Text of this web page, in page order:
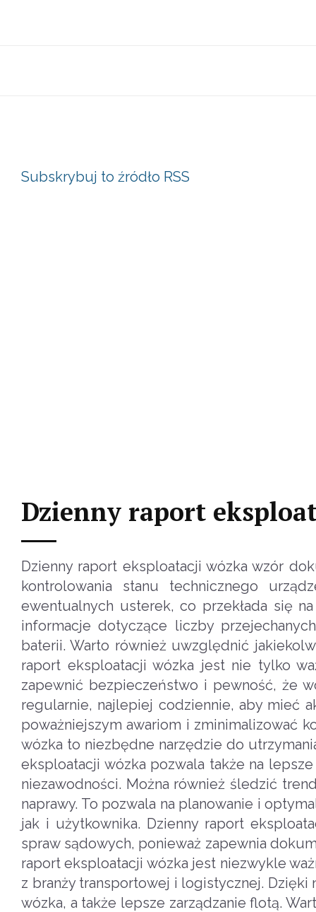
Subskrybuj to źródło RSS
Dzienny raport
Dzienny raport eksploatacji wózka wzór
kontrolowania stanu technicznego
ewentualnych usterek, co przekłada się
informacje dotyczące liczby
baterii. Warto również uwzględnić
raport eksploatacji wózka jest nie tylko
zapewnić bezpieczeństwo i pewność, że
regularnie, najlepiej codziennie, aby mieć
poważniejszym awariom i zminimalizować
wózka to niezbędne narzędzie do
eksploatacji wózka pozwala także na
niezawodności. Można również śledzić
naprawy. To pozwala na planowanie i
jak i użytkownika. Dzienny raport
spraw sądowych, ponieważ zapewnia
raport eksploatacji wózka jest niezwykle
z branży transportowej i logistycznej.
wózka, a także lepsze zarządzanie flotą.